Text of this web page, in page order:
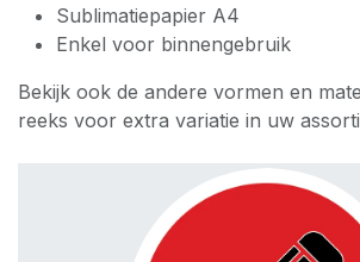
Sublimatiepapier A4
Enkel voor binnengebruik
Bekijk ook de andere vormen en
reeks voor extra variatie in uw